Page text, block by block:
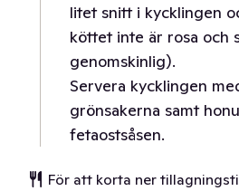
litet snitt i kycklingen
köttet inte är rosa och
genomskinlig).
Servera kycklingen
grönsakerna samt
fetaostsåsen.
För att korta ner